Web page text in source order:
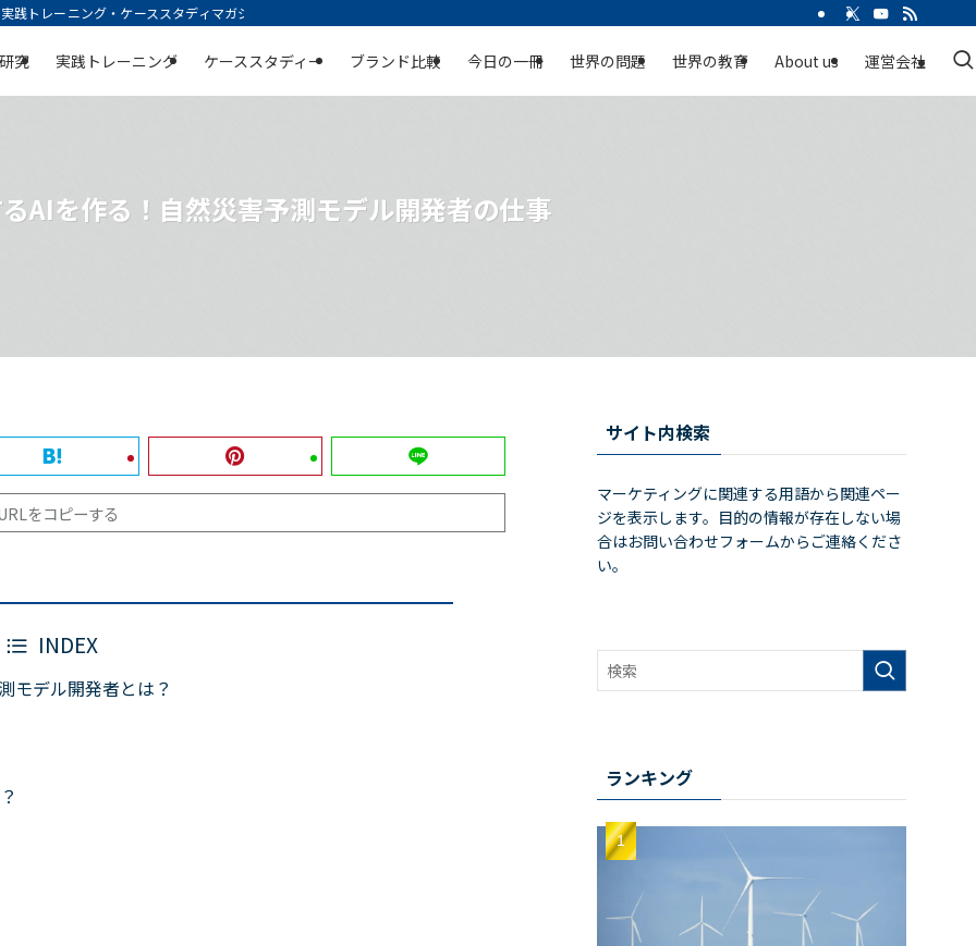
トレーニング・ケーススタディマガジン | 空庭
究 実践トレーニング ケーススタディー ブランド比較 今日の一冊 世界の問題 世界の教育 About us 運営会社
AIを作る！自然災害予測モデル開発者の仕事
をコピーする
INDEX
モデル開発者とは？
サイト内検索
マーケティングに関連する用語から関連ペー
ジを表示します。目的の情報が存在しない場
合はお問い合わせフォームからご連絡くださ
い。
ランキング